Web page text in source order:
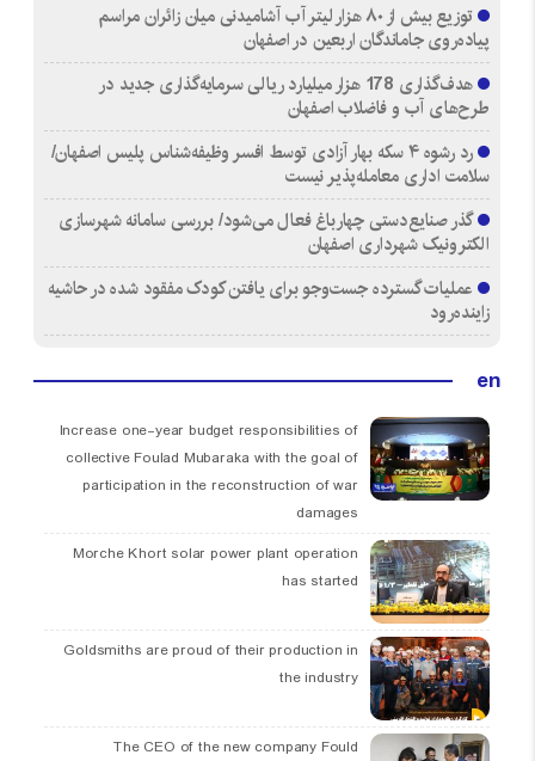
توزیع بیش از ۸۰ هزار لیتر آب آشامیدنی میان زائران مراسم
پیاده‌روی جاماندگان اربعین در اصفهان
هدف‌گذاری 178 هزار میلیارد ریالی سرمایه‌گذاری جدید در
طرح‌های آب و فاضلاب اصفهان
رد رشوه ۴ سکه بهار آزادی توسط افسر وظیفه‌شناس پلیس اصفهان/
سلامت اداری معامله‌پذیر نیست
گذر صنایع‌دستی چهارباغ فعال می‌شود/ بررسی سامانه شهرسازی
الکترونیک شهرداری اصفهان
عملیات گسترده جست‌وجو برای یافتن کودک مفقود شده در حاشیه
زاینده‌رود
en
Increase one-year budget responsibilities of
collective Foulad Mubaraka with the goal of
participation in the reconstruction of war
damages
Morche Khort solar power plant operation
has started
Goldsmiths are proud of their production in
the industry
The CEO of the new company Fould